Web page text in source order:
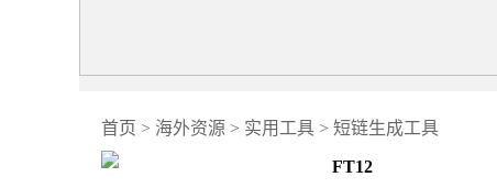
首页 > 海外资源 > 实用工具 > 短链生成工具
FT12